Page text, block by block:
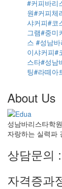
#커피바리
원#커피체
샤커피#코
그램#중미
스 #성남
이샤커피#
스타#성남
팅#라떼아
About Us
성남바리스타학
자랑하는 실력파
상담문의
자격증과